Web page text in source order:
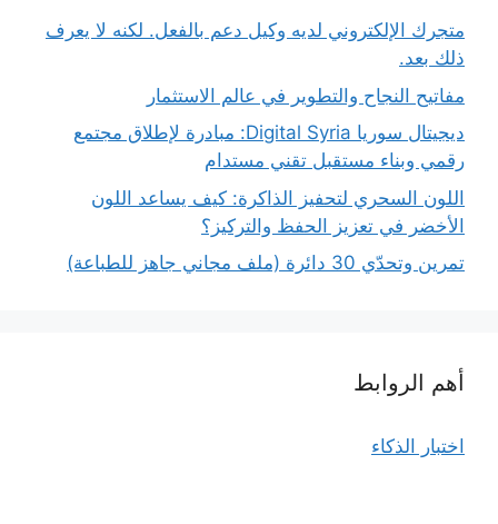
متجرك الإلكتروني لديه وكيل دعم بالفعل. لكنه لا يعرف
ذلك بعد.
مفاتيح النجاح والتطوير في عالم الاستثمار
ديجيتال سوريا Digital Syria: مبادرة لإطلاق مجتمع
رقمي وبناء مستقبل تقني مستدام
اللون السحري لتحفيز الذاكرة: كيف يساعد اللون
الأخضر في تعزيز الحفظ والتركيز؟
تمرين وتحدّي 30 دائرة (ملف مجاني جاهز للطباعة)
أهم الروابط
اختبار الذكاء